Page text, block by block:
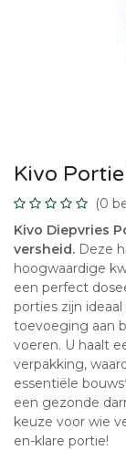
Kivo
(0
Kivo Diepvries
versheid. Deze
hoogwaardige
een perfect
porties zijn
toevoeging aan
voeren. U haalt
verpakking,
essentiële
een gezonde
keuze voor wie
en-klare portie!